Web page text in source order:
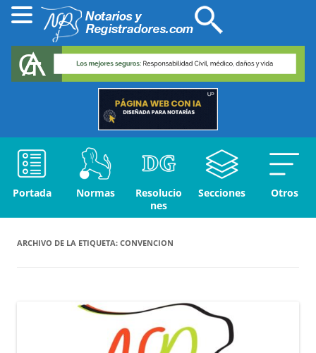
Portada Normas
Resolucio
nes
Secciones Otros
ARCHIVO DE LA ETIQUETA: CONVENCION